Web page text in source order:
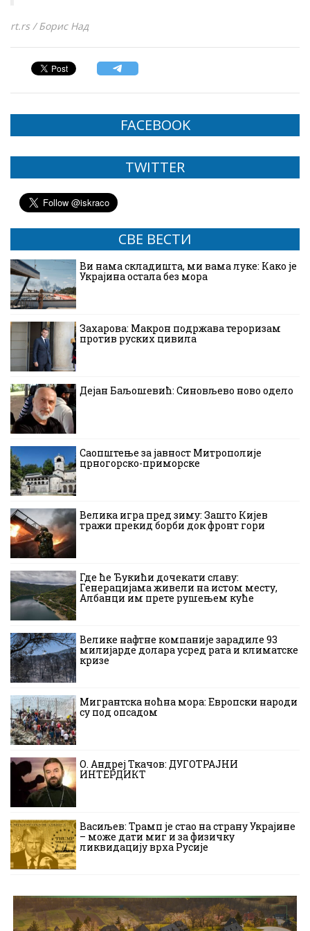
rt.rs / Борис Над
FACEBOOK
TWITTER
СВЕ ВЕСТИ
Ви нама складишта, ми вама луке: Како је
Украјина остала без мора
Захарова: Макрон подржава тероризам
против руских цивила
Дејан Баљошевић: Синовљево ново одело
Саопштење за јавност Митрополије
црногорско-приморске
Велика игра пред зиму: Зашто Кијев
тражи прекид борби док фронт гори
Где ће Ђукићи дочекати славу:
Генерацијама живели на истом месту,
Албанци им прете рушењем куће
Велике нафтне компаније зарадиле 93
милијарде долара усред рата и климатске
кризе
Мигрантска ноћна мора: Европски народи
су под опсадом
О. Андреј Ткачов: ДУГОТРАЈНИ
ИНТЕРДИКТ
Васиљев: Трамп је стао на страну Украјине
– може дати миг и за физичку
ликвидацију врха Русије